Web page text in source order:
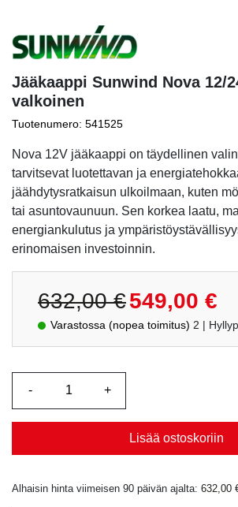
Jääkaappi Sunwind Nova 12/
valkoinen
Tuotenumero: 541525
Nova 12V jääkaappi on täydellinen
tarvitsevat luotettavan ja
jäähdytysratkaisun ulkoilmaan, kuten
tai asuntovaunuun. Sen korkea laatu,
energiankulutus ja
erinomaisen investoinnin.
632,00€
Alkuperäinen
hinta
oli:
632,00 €.
549,00 €
Nykyinen
hinta
on:
549,00 €.
Varastossa (nopea toimitus) 2 |
Lisää ostoskoriin
Alhaisin hinta viimeisen 90 päivän ajalta: 632,00